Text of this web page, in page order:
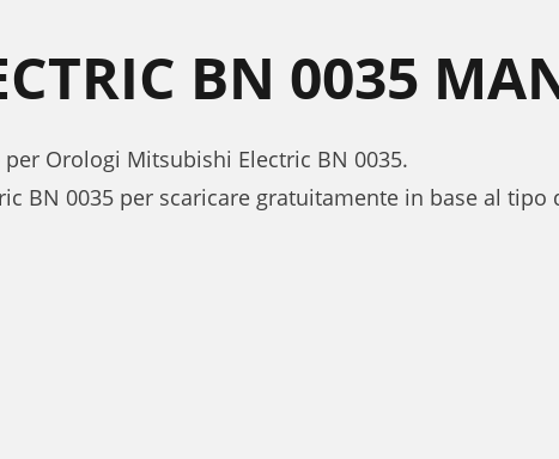
BN 0035
Orologi Mitsubishi Electric BN 0035.
BN 0035 per scaricare gratuitamente in base al